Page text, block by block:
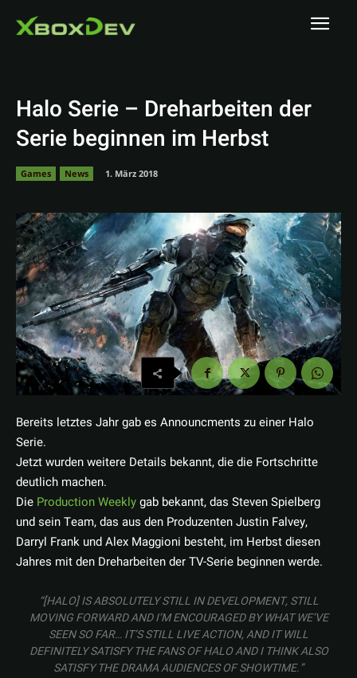
Halo Serie – Dreharbeiten der
Serie beginnen im Herbst
Games News 1. März 2018
Bereits letztes Jahr gab es Announcments zu einer Halo
Serie.
Jetzt wurden weitere Details bekannt, die die Fortschritte
deutlich machen.
Die Production Weeklygab bekannt, das Steven Spielberg
und sein Team, das aus den Produzenten Justin Falvey,
Darryl Frank und Alex Maggioni besteht, im Herbst diesen
Jahres mit den Dreharbeiten der TV-Serie beginnen werde.
“[HALO] IS ABSOLUTELY STILL IN DEVELOPMENT, STILL
MOVING FORWARD AND I’M ENCOURAGED BY WHAT WE’VE
SEEN SO FAR… IT’S STILL LIVE ACTION, AND IT WILL
DEFINITELY SATISFY THE FANS OF HALO AND I THINK ALSO
SATISFY THE DRAMA AUDIENCES OF SHOWTIME.”